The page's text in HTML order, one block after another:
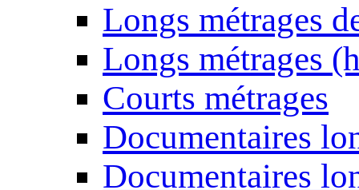
Longs métrages
Longs métrages
Courts métrages
Documentaires
Documentaires